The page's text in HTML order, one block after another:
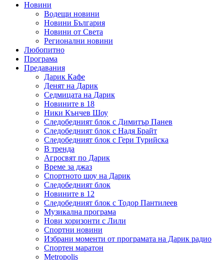
Новини
Водещи новини
Новини България
Новини от Света
Регионални новини
Любопитно
Програма
Предавания
Дарик Кафе
Денят на Дарик
Седмицата на Дарик
Новините в 18
Ники Кънчев Шоу
Следобедният блок с Димитър Панев
Следобедният блок с Надя Брайт
Следобедният блок с Гери Турийска
В тренда
Агросвят по Дарик
Време за джаз
Спортното шоу на Дарик
Следобедният блок
Новините в 12
Следобедният блок с Тодор Пантилеев
Музикална програма
Нови хоризонти с Лили
Спортни новини
Избрани моменти от програмата на Дарик радио
Спортен маратон
Metropolis